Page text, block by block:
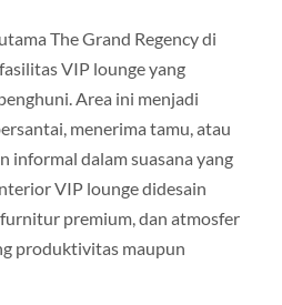
The Grand Regency di
VIP lounge yang
Area ini menjadi
menerima tamu, atau
informal dalam suasana yang
VIP lounge didesain
premium, dan atmosfer
produktivitas maupun